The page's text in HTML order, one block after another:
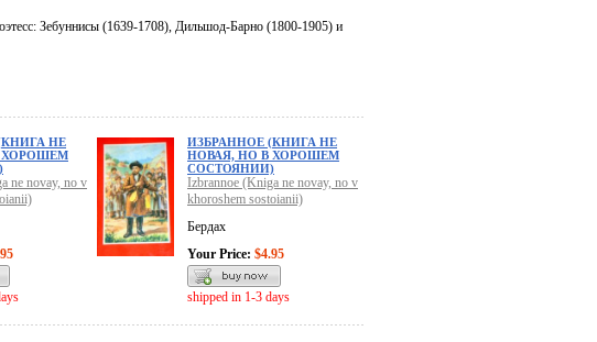
Зебуннисы (1639-1708), Дильшод-Барно (1800-1905) и
НЕ
ХОРОШЕМ
ne novay, no v
ИЗБРАННОЕ (КНИГА НЕ
НОВАЯ, НО В ХОРОШЕМ
СОСТОЯНИИ)
Izbrannoe (Kniga ne novay, no v
khoroshem sostoianii)
Бердах
Your Price: $4.95
shipped in 1-3 days